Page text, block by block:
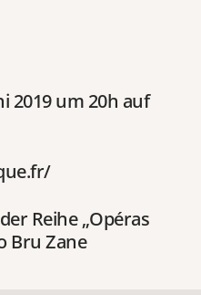
2019 um 20h auf
Reihe „Opéras
Bru Zane